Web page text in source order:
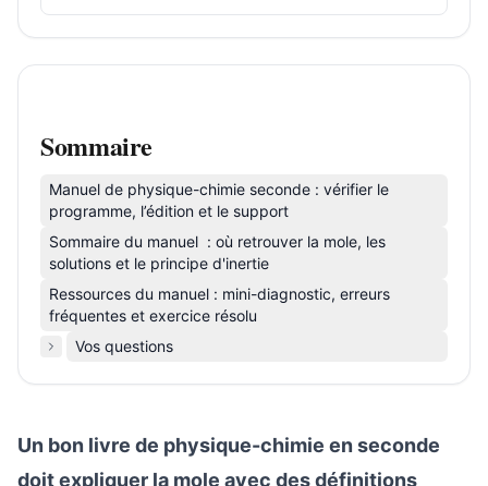
Sommaire
Manuel de physique-chimie seconde : vérifier le
programme, l’édition et le support
Sommaire du manuel : où retrouver la mole, les
solutions et le principe d'inertie
Ressources du manuel : mini-diagnostic, erreurs
fréquentes et exercice résolu
Vos questions
Un bon livre de physique-chimie en seconde
doit expliquer la mole avec des définitions